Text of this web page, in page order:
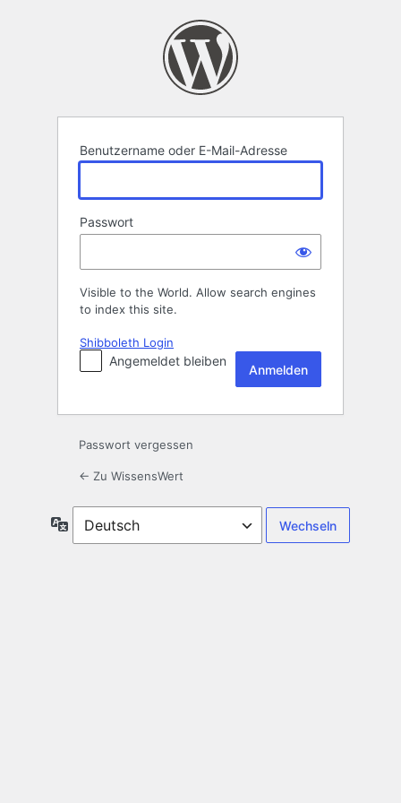
Benutzername oder E-Mail-Adresse
Passwort
Visible to the World. Allow search engines
to index this site.
Shibboleth Login
Angemeldet bleiben
Passwort vergessen
← Zu WissensWert
Sprache